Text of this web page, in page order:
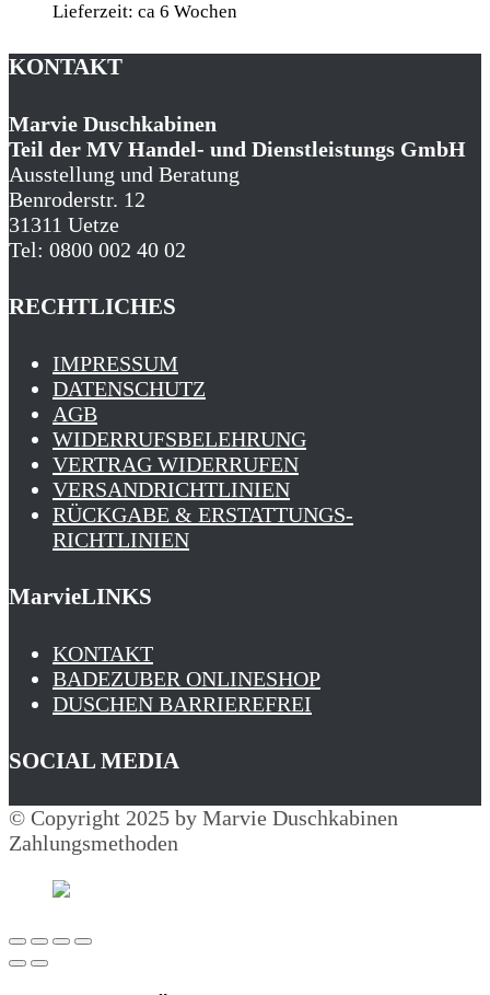
Lieferzeit: ca 6 Wochen
KONTAKT
Marvie Duschkabinen
Teil der MV Handel- und Dienstleistungs GmbH
Ausstellung und Beratung
Benroderstr. 12
31311 Uetze
Tel: 0800 002 40 02
RECHTLICHES
IMPRESSUM
DATENSCHUTZ
AGB
WIDERRUFSBELEHRUNG
VERTRAG WIDERRUFEN
VERSANDRICHTLINIEN
RÜCKGABE & ERSTATTUNGS­
RICHTLINIEN
MarvieLINKS
KONTAKT
BADEZUBER ONLINESHOP
DUSCHEN BARRIEREFREI
SOCIAL MEDIA
© Copyright 2025 by Marvie Duschkabinen
Zahlungsmethoden